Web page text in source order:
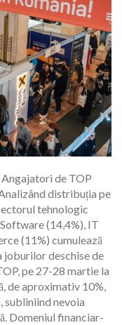
Angajatori de TOP
distribuția pe
tehnologic
(14,4%), IT
(11%) cumulează
joburilor deschise de
pe 27-28 martie la
de aproximativ 10%,
subliniind nevoia
Domeniul financiar-